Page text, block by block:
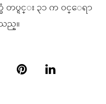
တပ္ရင္း ၃၁ က ဝင္ေရာ
ည္။